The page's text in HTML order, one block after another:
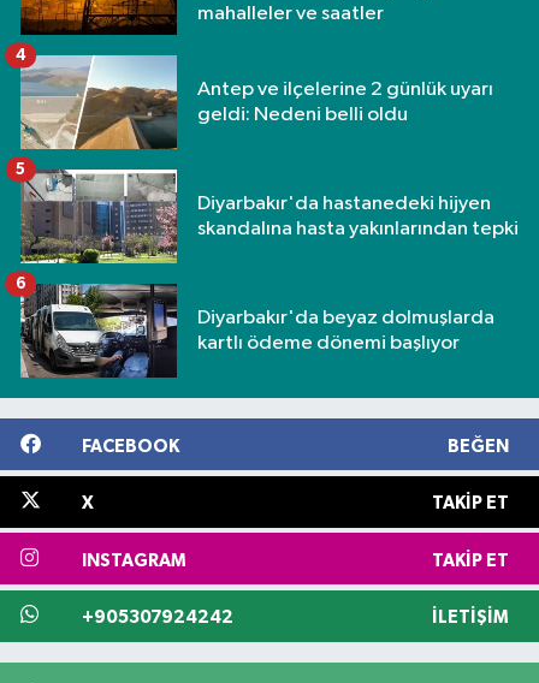
mahalleler ve saatler
Antep ve ilçelerine 2 günlük uyarı
geldi: Nedeni belli oldu
4
Diyarbakır'da hastanedeki hijyen
skandalına hasta yakınlarından tepki
5
Diyarbakır'da beyaz dolmuşlarda
kartlı ödeme dönemi başlıyor
6
FACEBOOK BEĞEN
X TAKIP ET
INSTAGRAM TAKIP ET
+905307924242 İLETIŞIM